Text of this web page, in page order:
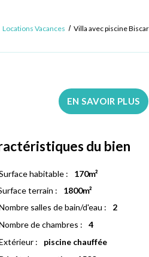
Locations Vacances Villa avec piscine
EN SAVOIR PLUS
du bien
habitable :
170m²
terrain :
1800m²
salles de bain/d'eau : 2
de chambres : 4
: piscine chauffée